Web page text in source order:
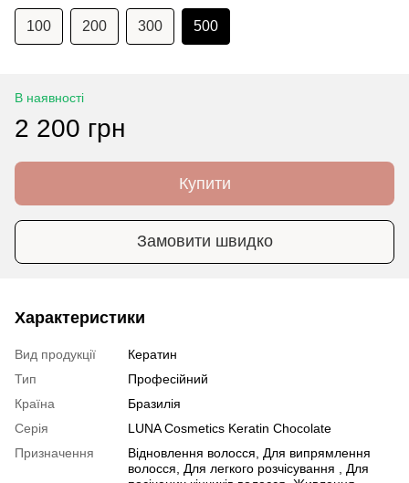
100 200 300 500
В наявності
2 200 грн
Купити
Замовити швидко
Характеристики
Вид продукції
Кератин
Тип
Професійний
Країна
Бразилія
Серія
LUNA Cosmetics Keratin Chocolate
Призначення
Відновлення волосся, Для випрямлення
волосся, Для легкого розчісування , Для